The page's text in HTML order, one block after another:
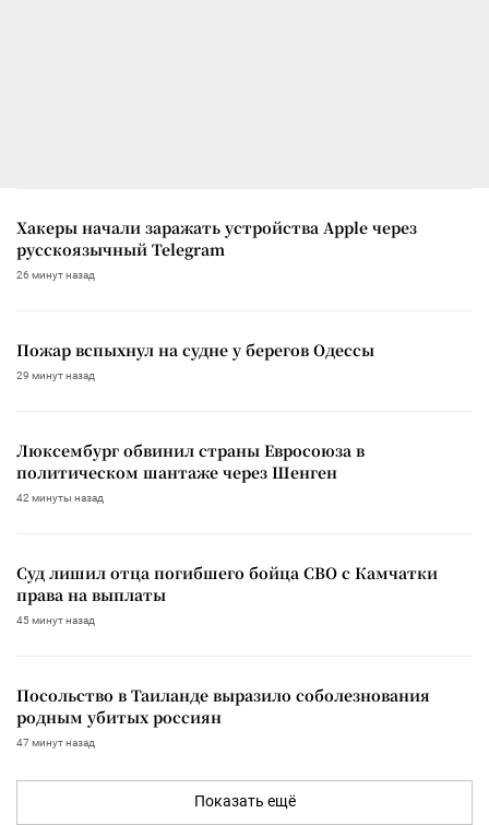
Хакеры начали заражать устройства Apple через
русскоязычный Telegram
26 минут назад
Пожар вспыхнул на судне у берегов Одессы
29 минут назад
Люксембург обвинил страны Евросоюза в
политическом шантаже через Шенген
42 минуты назад
Суд лишил отца погибшего бойца СВО с Камчатки
права на выплаты
45 минут назад
Посольство в Таиланде выразило соболезнования
родным убитых россиян
47 минут назад
Показать ещё